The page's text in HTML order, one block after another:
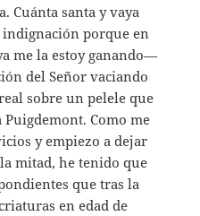
Cuánta santa y vaya
porque en
me la estoy ganando—
del Señor vaciando
sobre un pelele que
Como me
y empiezo a dejar
mitad, he tenido que
que tras la
en edad de